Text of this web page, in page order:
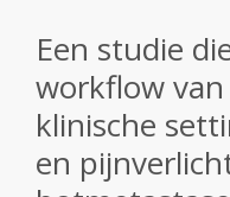
Een studie
workflow
klinische
en